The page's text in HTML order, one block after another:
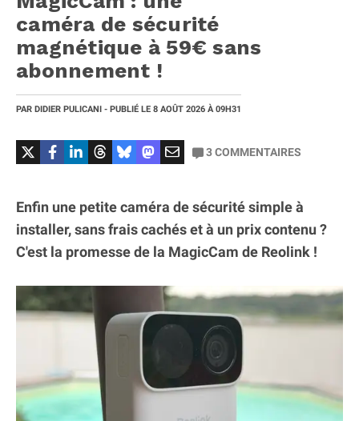
caméra de sécurité
magnétique à 59€ sans
abonnement !
PAR DIDIER PULICANI - PUBLIÉ LE 8 AOÛT 2026 À 09H31
3COMMENTAIRES
Enfin une petite caméra de sécurité simple à
installer, sans frais cachés et à un prix contenu ?
C'est la promesse de la MagicCam de Reolink !